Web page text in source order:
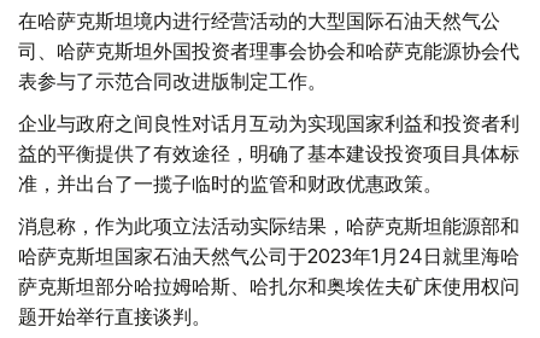
在哈萨克斯坦境内进行经营活动的大型国际石油天然气公
司、哈萨克斯坦外国投资者理事会协会和哈萨克能源协会代
表参与了示范合同改进版制定工作。
企业与政府之间良性对话月互动为实现国家利益和投资者利
益的平衡提供了有效途径，明确了基本建设投资项目具体标
准，并出台了一揽子临时的监管和财政优惠政策。
消息称，作为此项立法活动实际结果，哈萨克斯坦能源部和
哈萨克斯坦国家石油天然气公司于2023年1月24日就里海哈
萨克斯坦部分哈拉姆哈斯、哈扎尔和奥埃佐夫矿床使用权问
题开始举行直接谈判。